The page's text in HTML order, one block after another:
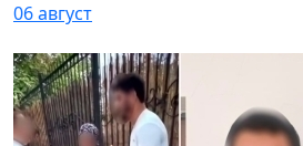
06 август